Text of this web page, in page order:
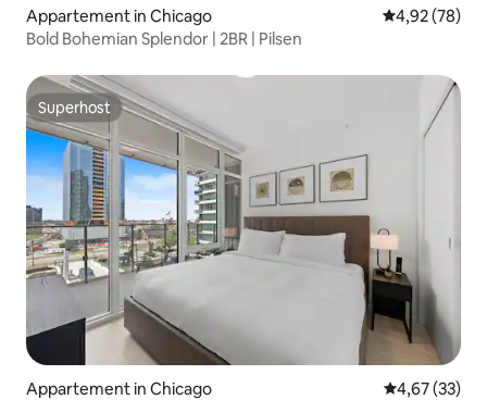
Appartement in Chicago Gemiddelde
4,92 (78)
Bold Bohemian Splendor | 2BR | Pilsen
Superhost
Superhost
Appartement in Chicago Gemiddelde
4,67 (33)